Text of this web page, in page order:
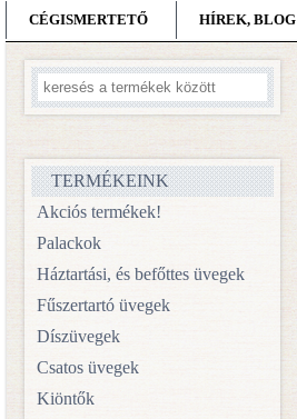
CÉGISMERTETŐ HÍREK, BLOG
TERMÉKEINK
Akciós termékek!
Palackok
Háztartási, és befőttes üvegek
Fűszertartó üvegek
Díszüvegek
Csatos üvegek
Kiöntők